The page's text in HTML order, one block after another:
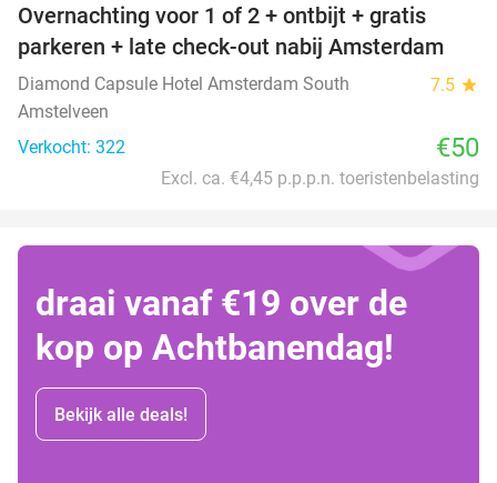
Overnachting voor 1 of 2 + ontbijt + gratis
parkeren + late check-out nabij Amsterdam
Diamond Capsule Hotel Amsterdam South 7.5 star
Amstelveen
Verkocht: 322
€50
Excl. ca. €4,45 p.p.p.n. toeristenbelasting
draai vanaf €19 over de
kop op Achtbanendag!
Bekijk alle deals!